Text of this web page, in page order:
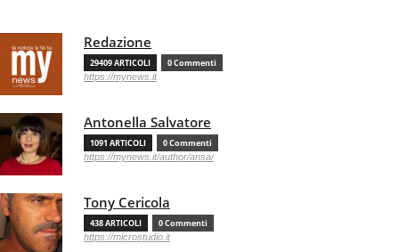
Redazione
29409 ARTICOLI 0 Commenti
https://mynews.it
Antonella Salvatore
1091 ARTICOLI 0 Commenti
https://mynews.it/author/ansa/
Tony Cericola
438 ARTICOLI 0 Commenti
https://microstudio.it